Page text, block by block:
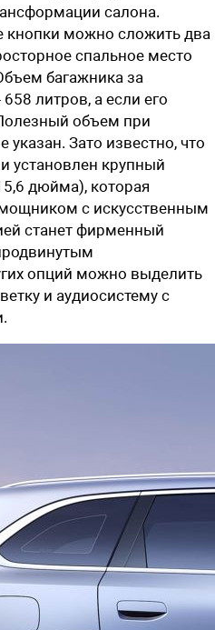
салона.
кнопки можно сложить два
спальное место
багажника за
литров, а если его
объем при
Зато известно, что
установлен крупный
дюйма), которая
с искусственным
станет фирменный
опций можно выделить
и аудиосистему c